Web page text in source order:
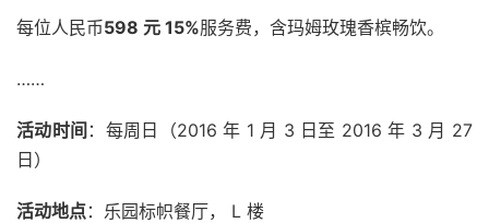
每位人民币598 元 15%服务费，含玛姆玫瑰香槟畅饮。
……
活动时间 ：每周日（2016 年 1 月 3 日至 2016 年 3 月 27
日）
活动地点：乐园标帜餐厅， L 楼